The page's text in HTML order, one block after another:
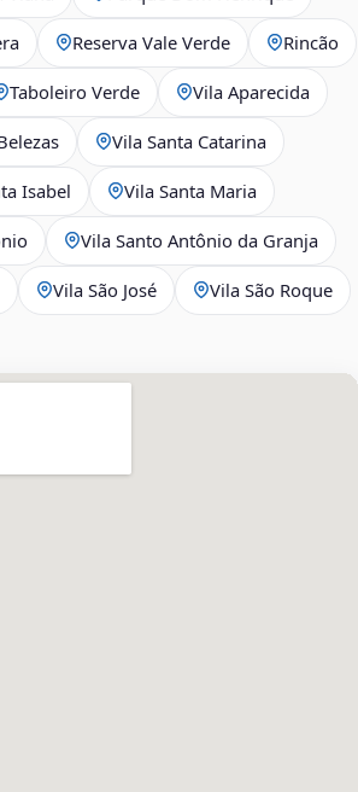
Reserva Vale Verde Rincão
Taboleiro Verde Vila Aparecida
Vila Santa Catarina
Isabel Vila Santa Maria
Vila Santo Antônio da Granja
Vila São José Vila São Roque